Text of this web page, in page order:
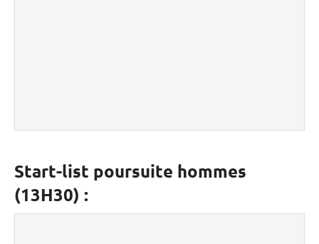
Start-list poursuite hommes
(13H30) :